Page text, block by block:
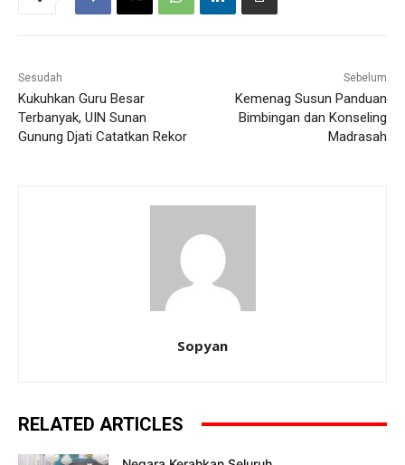
Sesudah
Kukuhkan Guru Besar
Terbanyak, UIN Sunan
Gunung Djati Catatkan Rekor
Sebelum
Kemenag Susun Panduan
Bimbingan dan Konseling
Madrasah
Sopyan
RELATED ARTICLES